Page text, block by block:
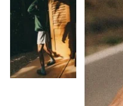
Anterior